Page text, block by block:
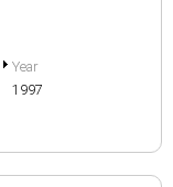
Year
1997